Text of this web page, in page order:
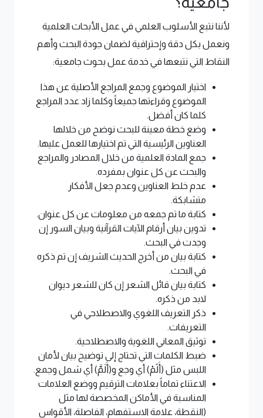
لأننا نتبع الأسلوب العلمي في عمل الأبحاث العلمية
ونعمل بكل دقة وإحترافية لضمان جودة البحث وأهم
النقاط التي نتبعها في خدمة عمل بحوث جامعية:
اختيار الموضوع وجمع المراجع الأصلية عن هذا
الموضوع وقراءتها جميعاً وكلما زاد عدد المراجع
كلما كان أفضل.
وضع خطة معينة للبحث نوضح من خلالها
العناوين الرئيسية التي تم اختيارها للعمل عليها.
جمع المادة العلمية من خلال المصادر والمراجع
والبحث عن كل عنوان بمفرده.
عدم خلط العناوين وعدم جعل الأفكار
متشابكة.
كتابة ما تم جمعه من معلومات عن كل عنوان.
تدوين بيان أرقام الآيات القرآنية وبيان السور إن
وجدت في البحث.
كتابة بيان من أخرج الحديث الشريف إن تم ذكره
في البحث.
كتابة بيان قائل الشعر إن كان للشعر ديوان
لابد من ذكره.
ذكر التعريف اللغوي والاصطلاحي في
التعريفات.
توثيق المعاني اللغوية والاصطلاحية.
ضبط الكلمات التي تحتاج إلى توضيح بيان لأمان
اللبس مثل (أَلًمْ) أي وجع و(أَلَمَّ) أي شمل وجمع.
الاعتناء تماماً بعلامات الترقيم ووضع العلامات
المناسبة في الأماكن المخصصة لها مثل
(النقطة، علامة الاستفهام، الفاصلة، الأقواس